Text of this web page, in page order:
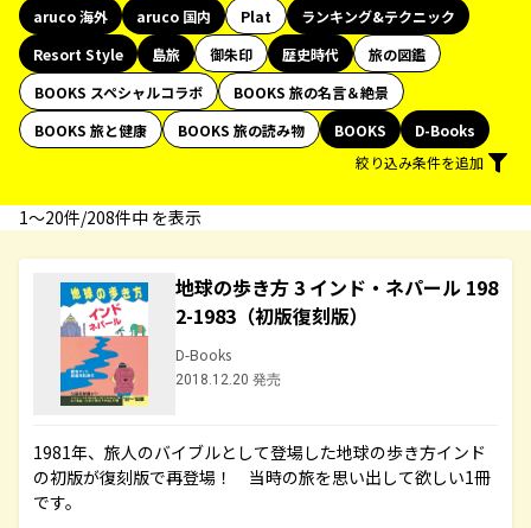
aruco 海外
aruco 国内 Plat
ランキング&テクニック
Resort Style
島旅 御朱印 歴史時代
旅の図鑑
BOOKS スペシャルコラボ
BOOKS 旅の名言＆絶景
BOOKS 旅と健康
BOOKS 旅の読み物 BOOKS
D-Books
絞り込み条件を追加
1〜20件/208件中 を表示
地球の歩き方 3 インド・ネパール 198
2-1983（初版復刻版）
D-Books
2018.12.20 発売
1981年、旅人のバイブルとして登場した地球の歩き方インド
の初版が復刻版で再登場！ 当時の旅を思い出して欲しい1冊
です。